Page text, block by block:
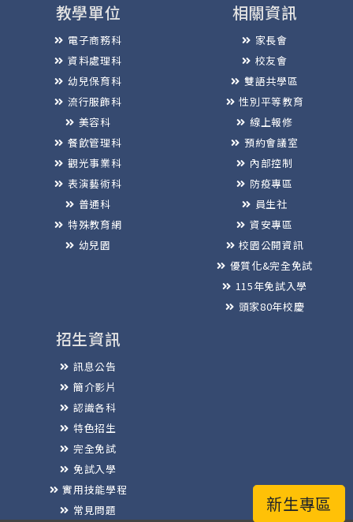
新生專區
教學單位
電子商務科
資料處理科
幼兒保育科
流行服飾科
美容科
餐飲管理科
觀光事業科
表演藝術科
普通科
特殊教育網
幼兒園
相關資訊
家長會
校友會
雙語共學區
性別平等教育
線上報修
預約會議室
內部控制
防疫專區
員生社
資安專區
校園公開資訊
優質化&完全免試
115年免試入學
頭家80年校慶
招生資訊
訊息公告
簡介影片
認識各科
特色招生
完全免試
免試入學
實用技能學程
常見問題